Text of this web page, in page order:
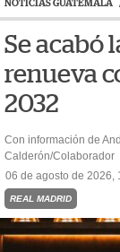
NOTICIAS GUATEMALA
Se acabó
renueva
2032
Con información de
Calderón/Colaborador
06 de agosto de 2026,
REAL MADRID